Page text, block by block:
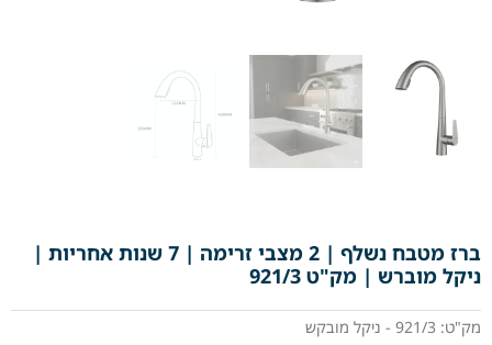
ברז מטבח נשלף | 2 מצבי זרימה | 7 שנות אחריות |
ניקל מוברש | מק"ט 921/3
מק"ט: 921/3 - ניקל מובקש